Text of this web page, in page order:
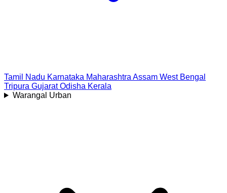
Tamil Nadu Karnataka Maharashtra Assam West Bengal
Tripura Gujarat Odisha Kerala
Warangal Urban